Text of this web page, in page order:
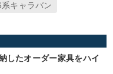
キャラバン
したオーダー家具をハイ